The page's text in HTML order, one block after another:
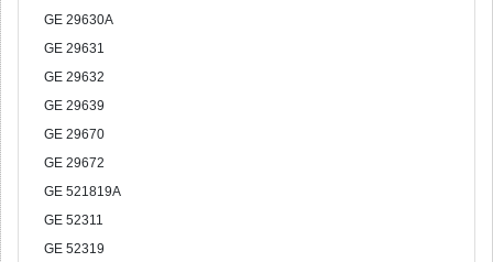
GE 29630A
GE 29631
GE 29632
GE 29639
GE 29670
GE 29672
GE 521819A
GE 52311
GE 52319